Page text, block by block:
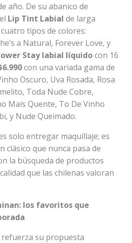
año. De su abanico de
Lip Tint Labial de larga
tipos de colores:
a Natural, Forever Love, y
Stay labial líquidocon 16
con una variada gama de
Oscuro, Uva Rosada, Rosa
Toda Nude Cobre,
Mais Quente, To De Vinho
y Nude Queimado.
solo entregar maquillaje; es
clásico que nunca pasa de
la búsqueda de productos
que las chilenas valoran
los favoritos que
refuerza su propuesta